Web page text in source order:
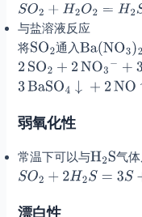
与盐溶液反应
将
通入
弱氧化性
常温下可以与 气体
漂白性